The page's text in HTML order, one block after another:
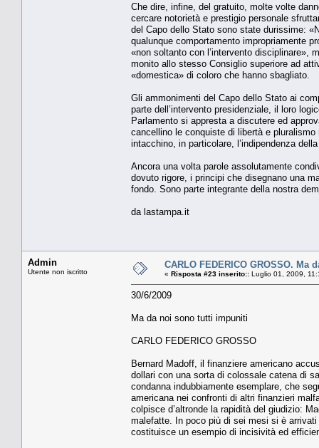
Che dire, infine, del gratuito, molte volte
cercare notorietà e prestigio personale
del Capo dello Stato sono state durissime:
qualunque comportamento impropriamente
«non soltanto con l’intervento disciplinare»,
monito allo stesso Consiglio superiore ad
«domestica» di coloro che hanno sbagliato.
Gli ammonimenti del Capo dello Stato ai
parte dell’intervento presidenziale, il loro
Parlamento si appresta a discutere ed
cancellino le conquiste di libertà e
intacchino, in particolare, l’indipendenza
Ancora una volta parole assolutamente
dovuto rigore, i principi che disegnano una
fondo. Sono parte integrante della nostra
da lastampa.it
Admin
Utente non iscritto
CARLO FEDERICO GROSSO.
« Risposta #23 inserito:: Luglio 01, 2009,
30/6/2009
Ma da noi sono tutti impuniti
CARLO FEDERICO GROSSO
Bernard Madoff, il finanziere americano
dollari con una sorta di colossale catena di
condanna indubbiamente esemplare, che
americana nei confronti di altri finanzieri
colpisce d’altronde la rapidità del giudizio:
malefatte. In poco più di sei mesi si è
costituisce un esempio di incisività ed